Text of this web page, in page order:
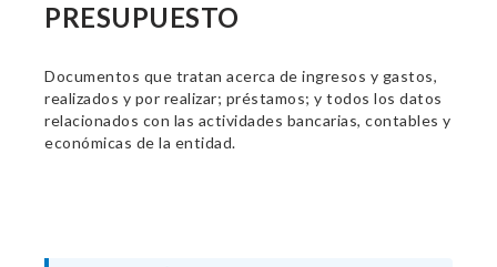
PRESUPUESTO
Documentos que tratan acerca de ingresos y gastos,
realizados y por realizar; préstamos; y todos los datos
relacionados con las actividades bancarias, contables y
económicas de la entidad.